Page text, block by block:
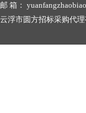
邮 箱：
云浮市圆方招标采购代